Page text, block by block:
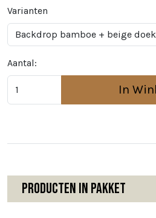
Varianten
Aantal:
In
Producten in pakket